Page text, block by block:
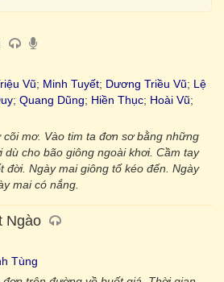
Vũ; Minh Tuyết; Dương Triều Vũ; Lệ
; Quang Dũng; Hiền Thục; Hoài Vũ;
mơ. Vào tim ta đơn sơ bằng những
dù cho bão giông ngoài khơi. Cầm tay
đời. Ngày mai giông tố kéo đến. Ngày
mai có nắng.
Ngào
Tùng